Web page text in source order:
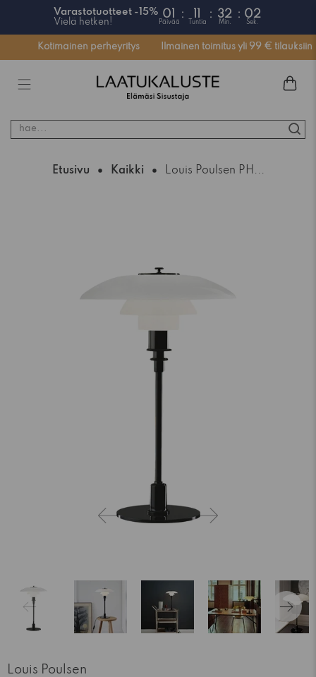
Varastotuotteet -15%
Vielä hetken!
01 : 11
Kotimainen perheyritys Ilmainen toimitus yli 99 € tilauksiin
hae...
Etusivu Kaikki Louis Poulsen PH...
Louis Poulsen